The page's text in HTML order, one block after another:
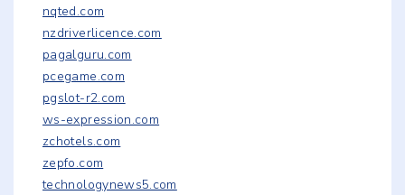
nqted.com
nzdriverlicence.com
pagalguru.com
pcegame.com
pgslot-r2.com
ws-expression.com
zchotels.com
zepfo.com
technologynews5.com